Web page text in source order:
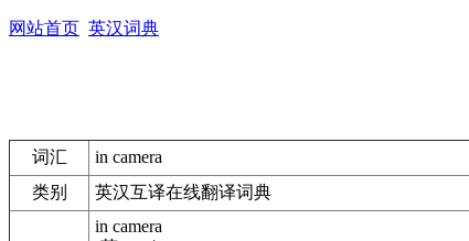
网站首页 英汉词典
词汇
in camera
类别
英汉互译在线翻译词典
in camera